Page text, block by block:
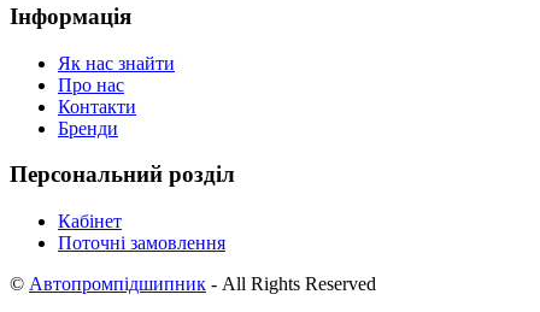
Інформація
Як нас знайти
Про нас
Контакти
Бренди
Персональний розділ
Кабінет
Поточні замовлення
© Автопромпідшипник - All Rights Reserved